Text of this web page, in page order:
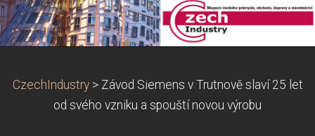
CzechIndustry > Závod Siemens v Trutnově slaví 25 let
od svého vzniku a spouští novou výrobu